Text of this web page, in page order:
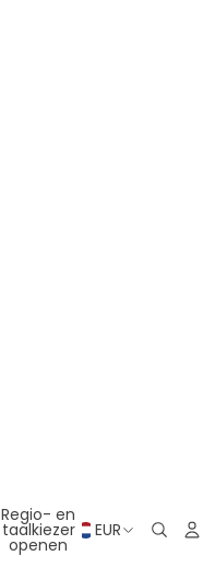
Regio- en
taalkiezer
openen
EUR